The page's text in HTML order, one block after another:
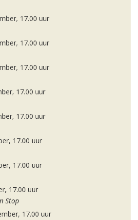
17.00 uur
17.00 uur
17.00 uur
17.00 uur
17.00 uur
17.00 uur
17.00 uur
17.00 uur
Stop
17.00 uur